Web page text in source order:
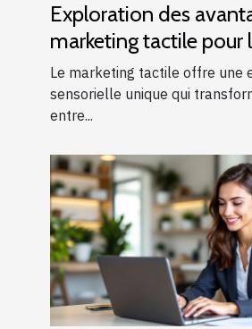
Exploration des
marketing tactile pour
entreprises locales
Le marketing tactile offre une
sensorielle unique qui
entre...